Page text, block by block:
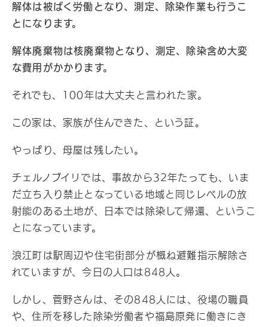
解体は被ばく労働となり、測定、除染作業も行うこ
とになります。
解体廃棄物は核廃棄物となり、測定、除染含め大変
な費用がかかります。
それでも、100年は大丈夫と言われた家。
この家は、家族が住んできた、という証。
やっぱり、母屋は残したい。
チェルノブイリでは、事故から32年たっても、いま
だ立ち入り禁止となっている地域と同じレベルの放
射能のある土地が、日本では除染して帰還、というこ
とになっています。
浪江町は駅周辺や住宅街部分が概ね避難指示解除さ
れていますが、今日の人口は848人。
しかし、菅野さんは、その848人には、役場の職員
や、住所を移した除染労働者や福島原発に働きにき